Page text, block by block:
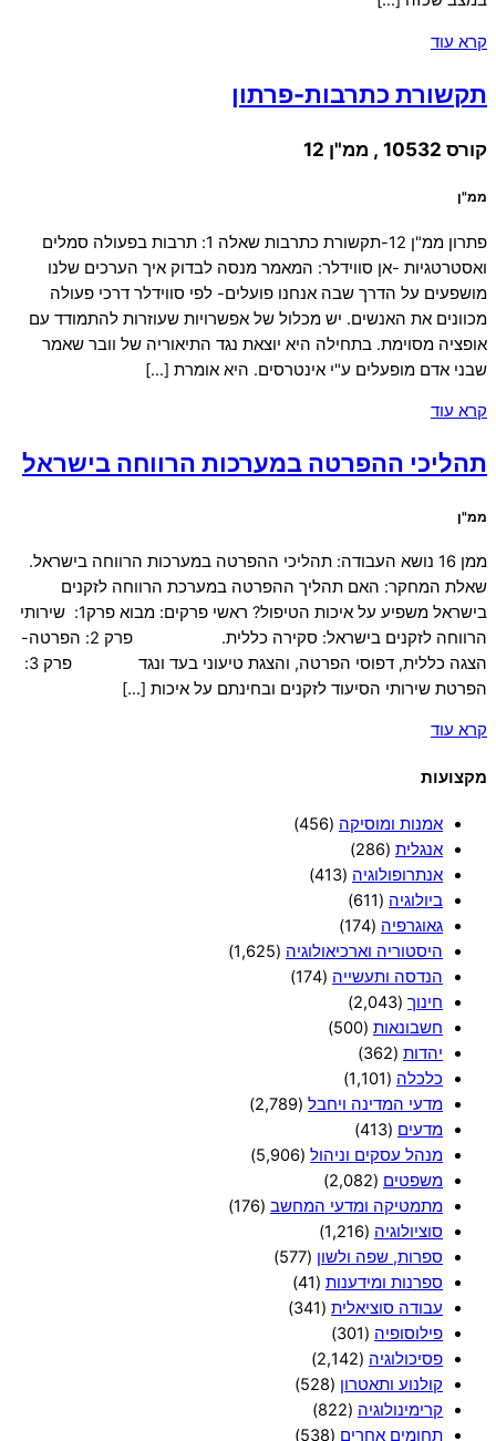
קרא עוד
תקשורת כתרבות-פרתון
קורס 10532 , ממ"ן 12
ממ"ן
פתרון ממ"ן 12-תקשורת כתרבות שאלה 1: תרבות בפעולה סמלים
ואסטרטגיות -אן סווידלר: המאמר מנסה לבדוק איך הערכים שלנו
מושפעים על הדרך שבה אנחנו פועלים- לפי סווידלר דרכי פעולה
מכוונים את האנשים. יש מכלול של אפשרויות שעוזרות להתמודד עם
אופציה מסוימת. בתחילה היא יוצאת נגד התיאוריה של וובר שאמר
שבני אדם מופעלים ע"י אינטרסים. היא אומרת […]
קרא עוד
תהליכי ההפרטה במערכות הרווחה בישראל
ממ"ן
ממן 16 נושא העבודה: תהליכי ההפרטה במערכות הרווחה בישראל.
שאלת המחקר: האם תהליך ההפרטה במערכת הרווחה לזקנים
בישראל משפיע על איכות הטיפול? ראשי פרקים: מבוא פרק1: שירותי
הרווחה לזקנים בישראל: סקירה כללית. פרק 2: הפרטה-
הצגה כללית, דפוסי הפרטה, והצגת טיעוני בעד ונגד פרק 3:
הפרטת שירותי הסיעוד לזקנים ובחינתם על איכות […]
קרא עוד
מקצועות
אמנות ומוסיקה (456)
אנגלית (286)
אנתרופולוגיה (413)
ביולוגיה (611)
גאוגרפיה (174)
היסטוריה וארכיאולוגיה (1,625)
הנדסה ותעשייה (174)
חינוך (2,043)
חשבונאות (500)
יהדות (362)
כלכלה (1,101)
מדעי המדינה ויחבל (2,789)
מדעים (413)
מנהל עסקים וניהול (5,906)
משפטים (2,082)
מתמטיקה ומדעי המחשב (176)
סוציולוגיה (1,216)
ספרות, שפה ולשון (577)
ספרנות ומידענות (41)
עבודה סוציאלית (341)
פילוסופיה (301)
פסיכולוגיה (2,142)
קולנוע ותאטרון (528)
קרימינולוגיה (822)
תחומים אחרים (538)